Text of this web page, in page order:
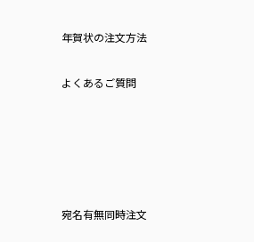
年賀状の注文方法
よくあるご質問
宛名有無同時注文